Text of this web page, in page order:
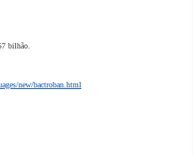
bilhão.
new/bactroban.html